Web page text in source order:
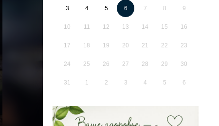
3 4 5 6 7 8 9
10 11 12 13 14 15 16
17 18 19 20 21 22 23
24 25 26 27 28 29 30
31 1 2 3 4 5 6